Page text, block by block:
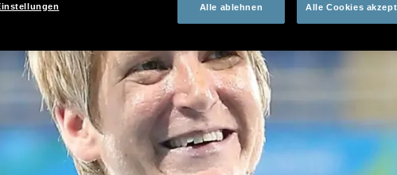
Alle ablehnen Alle Cookies